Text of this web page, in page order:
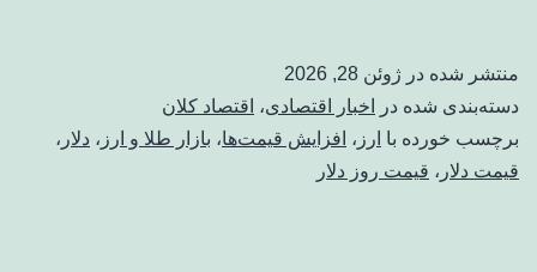
منتشر شده در ژوئن 28, 2026
دسته‌بندی شده در
اخبار اقتصادی، اقتصاد کلان
برچسب خورده با ارز ، افزایش قیمت‌ها، بازار طلا و ارز ، دلار ،
قیمت دلار ، قیمت روز دلار